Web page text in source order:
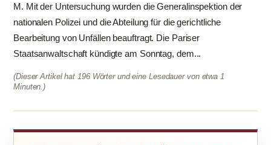
M. Mit der Untersuchung wurden die Generalinspektion der
nationalen Polizei und die Abteilung für die gerichtliche
Bearbeitung von Unfällen beauftragt. Die Pariser
Staatsanwaltschaft kündigte am Sonntag, dem...
(Dieser Artikel hat 196 Wörter und eine Lesedauer von etwa 1
Minuten.)